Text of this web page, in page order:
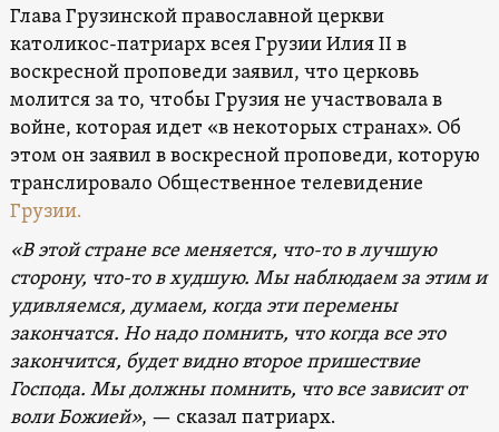
Глава Грузинской православной церкви
католикос-патриарх всея Грузии Илия II в
воскресной проповеди заявил, что церковь
молится за то, чтобы Грузия не участвовала в
войне, которая идет «в некоторых странах». Об
этом он заявил в воскресной проповеди, которую
транслировало Общественное телевидение
Грузии.
«В этой стране все меняется, что-то в лучшую
сторону, что-то в худшую. Мы наблюдаем за этим и
удивляемся, думаем, когда эти перемены
закончатся. Но надо помнить, что когда все это
закончится, будет видно второе пришествие
Господа. Мы должны помнить, что все зависит от
воли Божией», — сказал патриарх.